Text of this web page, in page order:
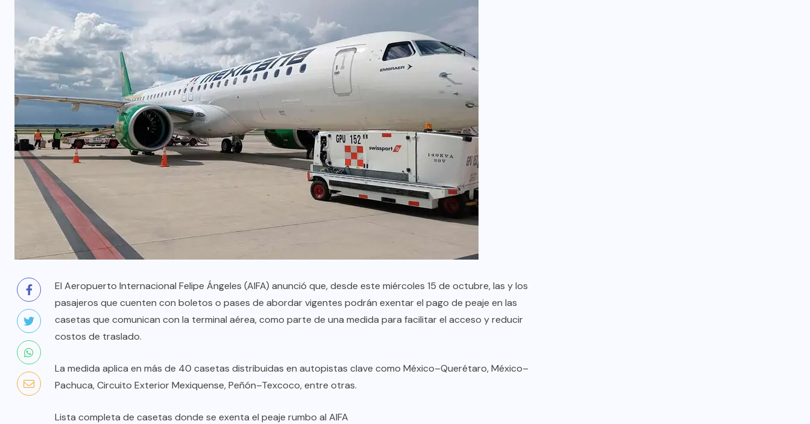
El Aeropuerto Internacional Felipe Ángeles (AIFA) anunció que, desde este miércoles 15 de octubre, las y los
pasajeros que cuenten con boletos o pases de abordar vigentes podrán exentar el pago de peaje en las
casetas que comunican con la terminal aérea, como parte de una medida para facilitar el acceso y reducir
costos de traslado.
La medida aplica en más de 40 casetas distribuidas en autopistas clave como México–Querétaro, México–
Pachuca, Circuito Exterior Mexiquense, Peñón–Texcoco, entre otras.
Lista completa de casetas donde se exenta el peaje rumbo al AIFA